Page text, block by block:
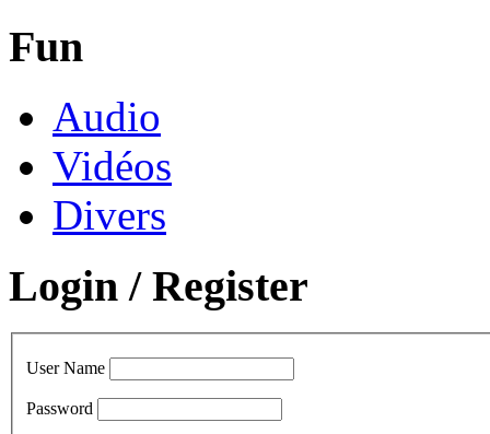
Fun
Audio
Vidéos
Divers
Login / Register
User Name
Password